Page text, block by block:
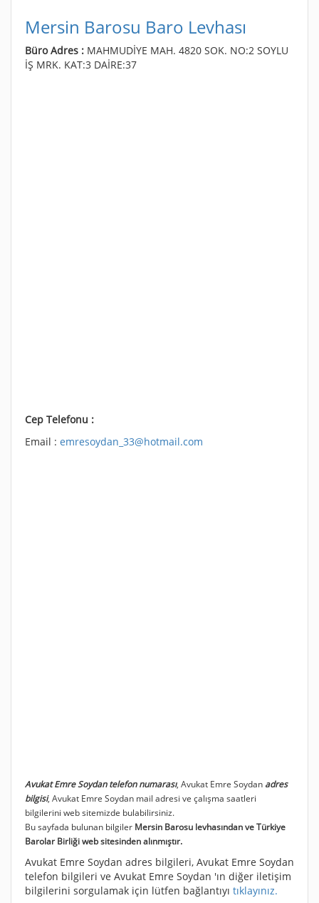
Mersin Barosu Baro Levhası
Büro Adres : MAHMUDİYE MAH. 4820 SOK. NO:2 SOYLU
İŞ MRK. KAT:3 DAİRE:37
Cep Telefonu :
Email : emresoydan_33@hotmail.com
Avukat Emre Soydan telefon numarası, Avukat Emre Soydan adres
bilgisi, Avukat Emre Soydan mail adresi ve çalışma saatleri
bilgilerini web sitemizde bulabilirsiniz.
Bu sayfada bulunan bilgiler Mersin Barosu levhasından ve Türkiye
Barolar Birliği web sitesinden alınmıştır.
Avukat Emre Soydan adres bilgileri, Avukat Emre Soydan
telefon bilgileri ve Avukat Emre Soydan 'ın diğer iletişim
bilgilerini sorgulamak için lütfen bağlantıyı tıklayınız.